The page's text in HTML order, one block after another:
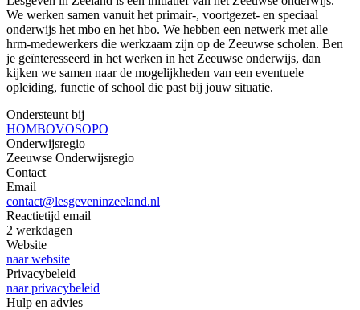
We werken samen vanuit het primair-, voortgezet- en speciaal
onderwijs het mbo en het hbo. We hebben een netwerk met alle
hrm-medewerkers die werkzaam zijn op de Zeeuwse scholen. Ben
je geïnteresseerd in het werken in het Zeeuwse onderwijs, dan
kijken we samen naar de mogelijkheden van een eventuele
opleiding, functie of school die past bij jouw situatie.
Ondersteunt bij
HOMBOVOSOPO
Onderwijsregio
Zeeuwse Onderwijsregio
Contact
Email
contact@lesgeveninzeeland.nl
Reactietijd email
2 werkdagen
Website
naar website
Privacybeleid
naar privacybeleid
Hulp en advies